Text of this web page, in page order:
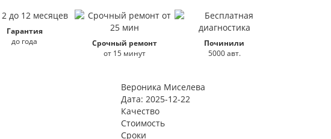
Гарантия
до года
Срочный ремонт
от 15 минут
Починили
5000 авт.
Вероника Миселева
Дата: 2025-12-22
Качество
Стоимость
Сроки